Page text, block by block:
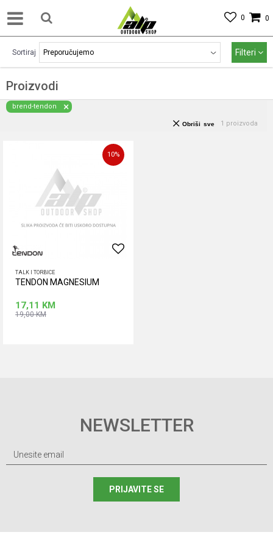
0
0
Proizvodi
Sortiraj Filteri
brend-tendon
1 proizvoda
Obriši sve
10%
TALK I TORBICE
TENDON MAGNESIUM
17,11 KM
19,00KM
NEWSLETTER
PRIJAVITE SE